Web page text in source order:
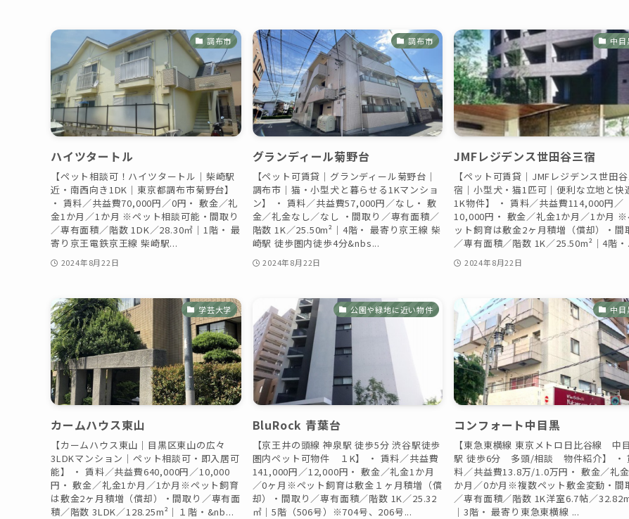
調布市
ハイツタートル
【ペット相談可！ハイツタートル｜柴崎駅
近・南西向き1DK｜東京都調布市菊野台】
・ 賃料／共益費70,000円／0円・ 敷金／礼
金1か月／1か月 ※ペット相談可能・間取り
／専有面積／階数 1DK／28.30㎡｜1階・ 最
寄り京王電鉄京王線 柴崎駅...
2024年8月22日
調布市
グランディール菊野台
【ペット可賃貸｜グランディール菊野台｜
調布市｜猫・小型犬と暮らせる1Kマンショ
ン】 ・ 賃料／共益費57,000円／なし・ 敷
金／礼金なし／なし ・間取り／専有面積／
階数 1K／25.50m²｜4階・ 最寄り京王線 柴
崎駅 徒歩圏内徒歩4分&nbs...
2024年8月22日
中目
JMFレジデンス世田谷三宿
【ペット可賃貸｜JMFレジデンス世田
宿｜小型犬・猫1匹可｜便利な立地と快
1K物件】 ・ 賃料／共益費114,000円／
10,000円・ 敷金／礼金1か月／1か月 ※
ット飼育は敷金2ヶ月積増（償却）・間
／専有面積／階数 1K／25.50m²｜4階・
2024年8月22日
学芸大学
カームハウス東山
【カームハウス東山｜目黒区東山の広々
3LDKマンション｜ペット相談可・即入居可
能】 ・ 賃料／共益費640,000円／10,000
円・ 敷金／礼金1か月／1か月※ペット飼育
は敷金2ヶ月積増（償却）・間取り／専有面
積／階数 3LDK／128.25m²｜１階・&nb...
公園や緑地に近い物件
BluRock 青葉台
【京王井の頭線 神泉駅 徒歩5分 渋谷駅徒歩
圏内ペット可物件 １K】 ・ 賃料／共益費
141,000円／12,000円・ 敷金／礼金1か月
／0ヶ月※ペット飼育は敷金１ヶ月積増（償
却）・間取り／専有面積／階数 1K／25.32
㎡｜5階（506号）※704号、206号...
中目
コンフォート中目黒
【東急東横線 東京メトロ日比谷線 中
駅 徒歩6分 多頭/相談 物件紹介】 ・
料／共益費13.8万/1.0万円・ 敷金／礼金
か月／0か月※複数ペット敷金変動・間
／専有面積／階数 1K洋室6.7帖／
｜3階・ 最寄り東急東横線 ...